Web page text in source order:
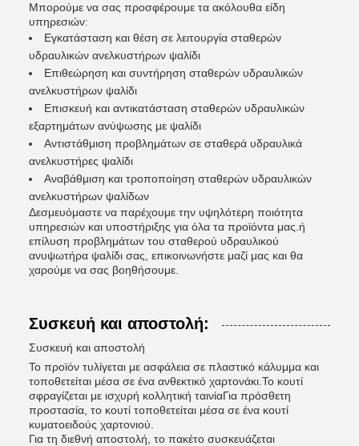
Μπορούμε να σας προσφέρουμε τα ακόλουθα είδη
υπηρεσιών:
Εγκατάσταση και θέση σε λειτουργία σταθερών
υδραυλικών ανελκυστήρων ψαλίδι
Επιθεώρηση και συντήρηση σταθερών υδραυλικών
ανελκυστήρων ψαλίδι
Επισκευή και αντικατάσταση σταθερών υδραυλικών
εξαρτημάτων ανύψωσης με ψαλίδι
Αντιστάθμιση προβλημάτων σε σταθερά υδραυλικά
ανελκυστήρες ψαλίδι
Αναβάθμιση και τροποποίηση σταθερών υδραυλικών
ανελκυστήρων ψαλίδων
Δεσμευόμαστε να παρέχουμε την υψηλότερη ποιότητα
υπηρεσιών και υποστήριξης για όλα τα προϊόντα μας.ή
επίλυση προβλημάτων του σταθερού υδραυλικού
ανυψωτήρα ψαλίδι σας, επικοινωνήστε μαζί μας και θα
χαρούμε να σας βοηθήσουμε.
Συσκευή και αποστολή:
Συσκευή και αποστολή
Το προϊόν τυλίγεται με ασφάλεια σε πλαστικό κάλυμμα και
τοποθετείται μέσα σε ένα ανθεκτικό χαρτονάκι.Το κουτί
σφραγίζεται με ισχυρή κολλητική ταινίαΓια πρόσθετη
προστασία, το κουτί τοποθετείται μέσα σε ένα κουτί
κυματοειδούς χαρτονιού.
Για τη διεθνή αποστολή, το πακέτο συσκευάζεται